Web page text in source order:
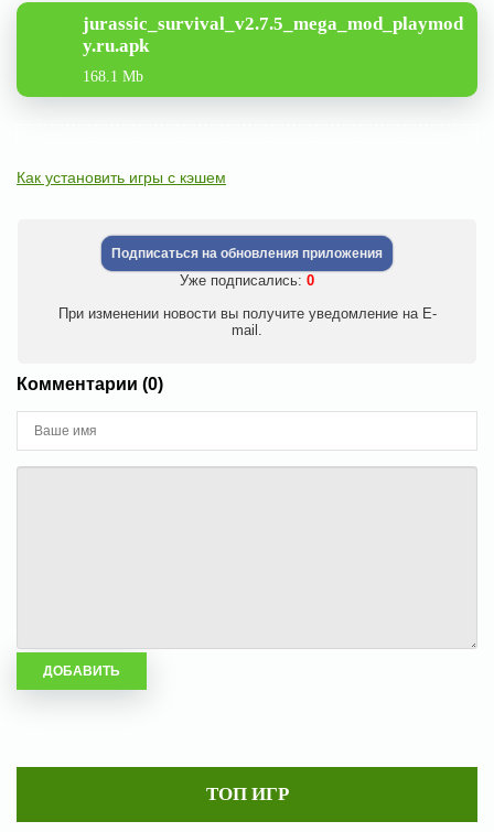
jurassic_survival_v2.7.5_mega_mod_playmod
y.ru.apk
168.1 Mb
Как установить игры с кэшем
Подписаться на обновления приложения
Уже подписались: 0
При изменении новости вы получите уведомление на E-
mail.
Комментарии (0)
ТОП ИГР